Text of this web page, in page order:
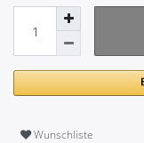
Wunschliste